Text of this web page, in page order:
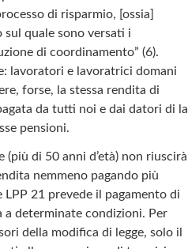
di risparmio, [ossia]
quale sono versati i
di coordinamento” (6).
lavoratori e lavoratrici domani
forse, la stessa rendita di
da tutti noi e dai datori di la
pensioni.
(più di 50 anni d’età) non riuscirà
nemmeno pagando più
21 prevede il pagamento di
a determinate condizioni. Per
della modifica di legge, solo il